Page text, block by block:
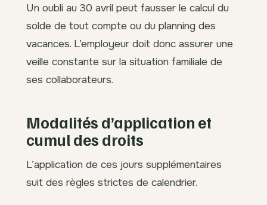
Un oubli au 30 avril peut fausser le calcul du
solde de tout compte ou du planning des
vacances. L’employeur doit donc assurer une
veille constante sur la situation familiale de
ses collaborateurs.
Modalités d’application et
cumul des droits
L’application de ces jours supplémentaires
suit des règles strictes de calendrier.